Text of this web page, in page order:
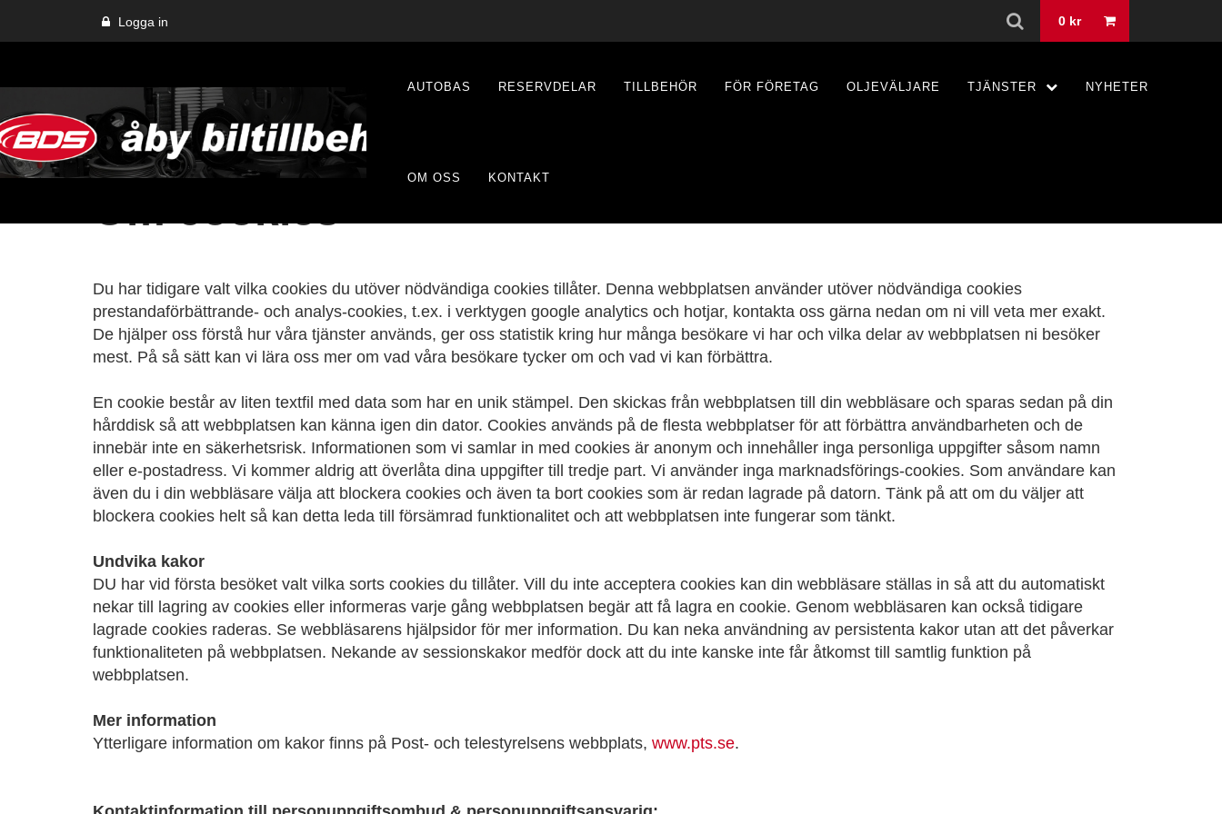
Logga in 0 kr
AUTOBAS RESERVDELAR TILLBEHÖR FÖR FÖRETAG OLJEVÄLJARE TJÄNSTER NYHETER
OM OSS KONTAKT
Om cookies
Du har tidigare valt vilka cookies du utöver nödvändiga cookies tillåter. Denna webbplatsen använder utöver nödvändiga cookies
prestandaförbättrande- och analys-cookies, t.ex. i verktygen google analytics och hotjar, kontakta oss gärna nedan om ni vill veta mer exakt.
De hjälper oss förstå hur våra tjänster används, ger oss statistik kring hur många besökare vi har och vilka delar av webbplatsen ni besöker
mest. På så sätt kan vi lära oss mer om vad våra besökare tycker om och vad vi kan förbättra.
En cookie består av liten textfil med data som har en unik stämpel. Den skickas från webbplatsen till din webbläsare och sparas sedan på din
hårddisk så att webbplatsen kan känna igen din dator. Cookies används på de flesta webbplatser för att förbättra användbarheten och de
innebär inte en säkerhetsrisk. Informationen som vi samlar in med cookies är anonym och innehåller inga personliga uppgifter såsom namn
eller e-postadress. Vi kommer aldrig att överlåta dina uppgifter till tredje part. Vi använder inga marknadsförings-cookies. Som användare kan
även du i din webbläsare välja att blockera cookies och även ta bort cookies som är redan lagrade på datorn. Tänk på att om du väljer att
blockera cookies helt så kan detta leda till försämrad funktionalitet och att webbplatsen inte fungerar som tänkt.
Undvika kakor
DU har vid första besöket valt vilka sorts cookies du tillåter. Vill du inte acceptera cookies kan din webbläsare ställas in så att du automatiskt
nekar till lagring av cookies eller informeras varje gång webbplatsen begär att få lagra en cookie. Genom webbläsaren kan också tidigare
lagrade cookies raderas. Se webbläsarens hjälpsidor för mer information. Du kan neka användning av persistenta kakor utan att det påverkar
funktionaliteten på webbplatsen. Nekande av sessionskakor medför dock att du inte kanske inte får åtkomst till samtlig funktion på
webbplatsen.
Mer information
Ytterligare information om kakor finns på Post- och telestyrelsens webbplats, www.pts.se.